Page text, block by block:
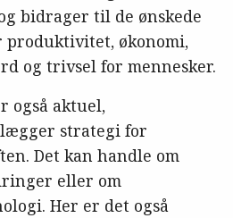
bidrager til de ønskede
økonomi,
og trivsel for mennesker.
også aktuel,
strategi for
Det kan handle om
eller om
Her er det også